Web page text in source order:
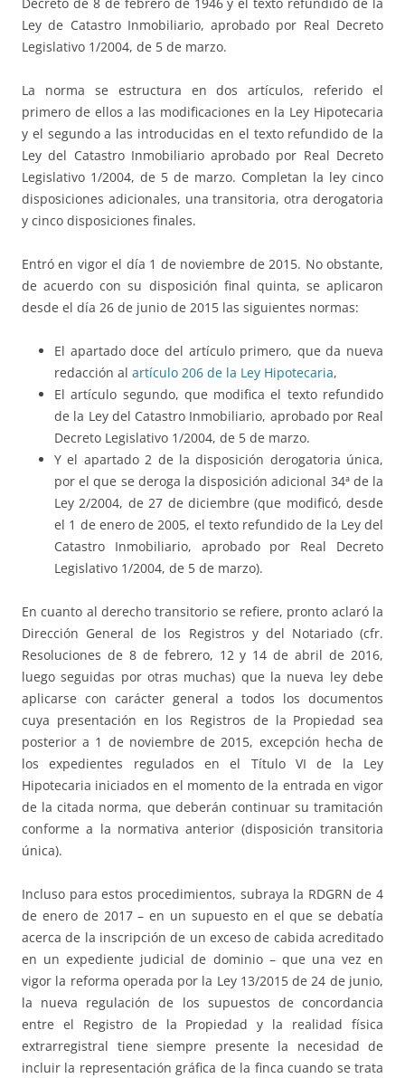
Decreto de 8 de febrero de 1946 y el texto refundido de la
Ley de Catastro Inmobiliario, aprobado por Real Decreto
Legislativo 1/2004, de 5 de marzo.
La norma se estructura en dos artículos, referido el
primero de ellos a las modificaciones en la Ley Hipotecaria
y el segundo a las introducidas en el texto refundido de la
Ley del Catastro Inmobiliario aprobado por Real Decreto
Legislativo 1/2004, de 5 de marzo. Completan la ley cinco
disposiciones adicionales, una transitoria, otra derogatoria
y cinco disposiciones finales.
Entró en vigor el día 1 de noviembre de 2015. No obstante,
de acuerdo con su disposición final quinta, se aplicaron
desde el día 26 de junio de 2015 las siguientes normas:
El apartado doce del artículo primero, que da nueva
redacción al artículo 206 de la Ley Hipotecaria,
El artículo segundo, que modifica el texto refundido
de la Ley del Catastro Inmobiliario, aprobado por Real
Decreto Legislativo 1/2004, de 5 de marzo.
Y el apartado 2 de la disposición derogatoria única,
por el que se deroga la disposición adicional 34ª de la
Ley 2/2004, de 27 de diciembre (que modificó, desde
el 1 de enero de 2005, el texto refundido de la Ley del
Catastro Inmobiliario, aprobado por Real Decreto
Legislativo 1/2004, de 5 de marzo).
En cuanto al derecho transitorio se refiere, pronto aclaró la
Dirección General de los Registros y del Notariado (cfr.
Resoluciones de 8 de febrero, 12 y 14 de abril de 2016,
luego seguidas por otras muchas) que la nueva ley debe
aplicarse con carácter general a todos los documentos
cuya presentación en los Registros de la Propiedad sea
posterior a 1 de noviembre de 2015, excepción hecha de
los expedientes regulados en el Título VI de la Ley
Hipotecaria iniciados en el momento de la entrada en vigor
de la citada norma, que deberán continuar su tramitación
conforme a la normativa anterior (disposición transitoria
única).
Incluso para estos procedimientos, subraya la RDGRN de 4
de enero de 2017 – en un supuesto en el que se debatía
acerca de la inscripción de un exceso de cabida acreditado
en un expediente judicial de dominio – que una vez en
vigor la reforma operada por la Ley 13/2015 de 24 de junio,
la nueva regulación de los supuestos de concordancia
entre el Registro de la Propiedad y la realidad física
extrarregistral tiene siempre presente la necesidad de
incluir la representación gráfica de la finca cuando se trata